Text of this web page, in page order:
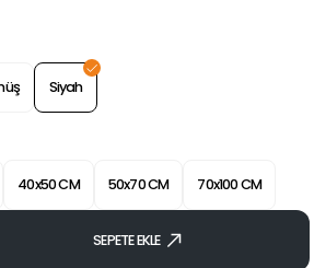
Siyah
40x50 CM 50x70 CM 70x100 CM
SEPETE EKLE